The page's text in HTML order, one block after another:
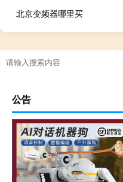
北京变频器哪里买
公告